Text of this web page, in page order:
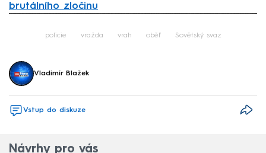
brutálního zločinu
policie vražda vrah oběť Sovětský svaz
Vladimír Blažek
Vstup do diskuze
Návrhy pro vás